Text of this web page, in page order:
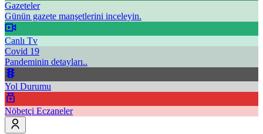
Gazeteler
Günün gazete manşetlerini inceleyin.
Canlı Tv
Covid 19
Pandeminin detayları..
Yol Durumu
Nöbetçi Eczaneler